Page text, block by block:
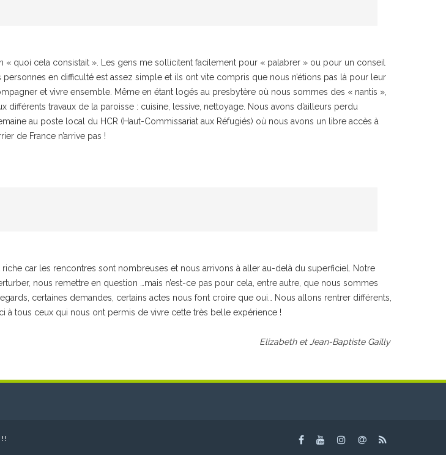
« quoi cela consistait ». Les gens me sollicitent facilement pour « palabrer » ou pour un conseil
en difficulté est assez simple et ils ont vite compris que nous n’étions pas là pour leur
et vivre ensemble. Même en étant logés au presbytère où nous sommes des « nantis »,
travaux de la paroisse : cuisine, lessive, nettoyage. Nous avons d’ailleurs perdu
au poste local du HCR (Haut-Commissariat aux Réfugiés) où nous avons un libre accès à
de France n’arrive pas !
car les rencontres sont nombreuses et nous arrivons à aller au-delà du superficiel. Notre
nous remettre en question …mais n’est-ce pas pour cela, entre autre, que nous sommes
certaines demandes, certains actes nous font croire que oui… Nous allons rentrer différents,
tous ceux qui nous ont permis de vivre cette très belle expérience !
Elizabeth et Jean-Baptiste Gailly
!!